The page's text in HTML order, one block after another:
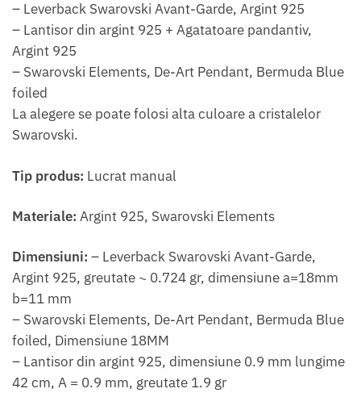
– Leverback Swarovski Avant-Garde, Argint 925
– Lantisor din argint 925 + Agatatoare pandantiv,
Argint 925
– Swarovski Elements, De-Art Pendant, Bermuda Blue
foiled
La alegere se poate folosi alta culoare a cristalelor
Swarovski.
Tip produs: Lucrat manual
Materiale: Argint 925, Swarovski Elements
Dimensiuni: – Leverback Swarovski Avant-Garde,
Argint 925, greutate ~ 0.724 gr, dimensiune a=18mm
b=11 mm
– Swarovski Elements, De-Art Pendant, Bermuda Blue
foiled, Dimensiune 18MM
– Lantisor din argint 925, dimensiune 0.9 mm lungime
42 cm, A = 0.9 mm, greutate 1.9 gr